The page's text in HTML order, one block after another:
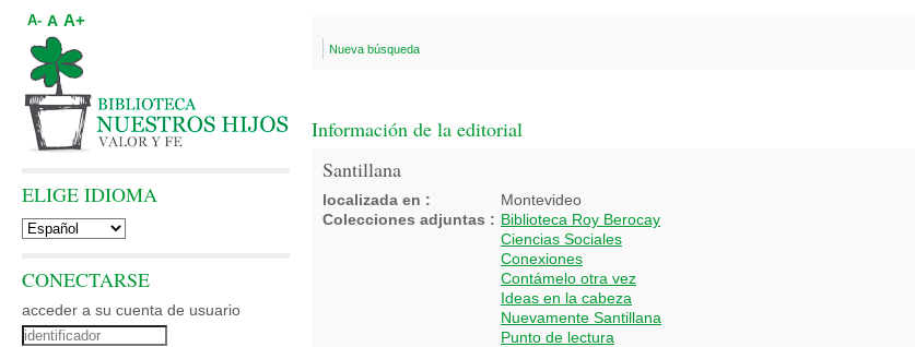
Nueva búsqueda
Información de la editorial
Santillana
localizada en :
Montevideo
Colecciones adjuntas : Biblioteca Roy Berocay
Ciencias Sociales
Conexiones
Contámelo otra vez
Ideas en la cabeza
Nuevamente Santillana
Punto de lectura
A- A A+
ELIGE IDIOMA
CONECTARSE
acceder a su cuenta de usuario